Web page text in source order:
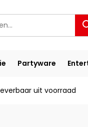
Partyware
uit voorraad